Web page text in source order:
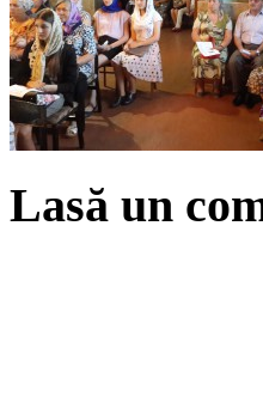
Lasă un